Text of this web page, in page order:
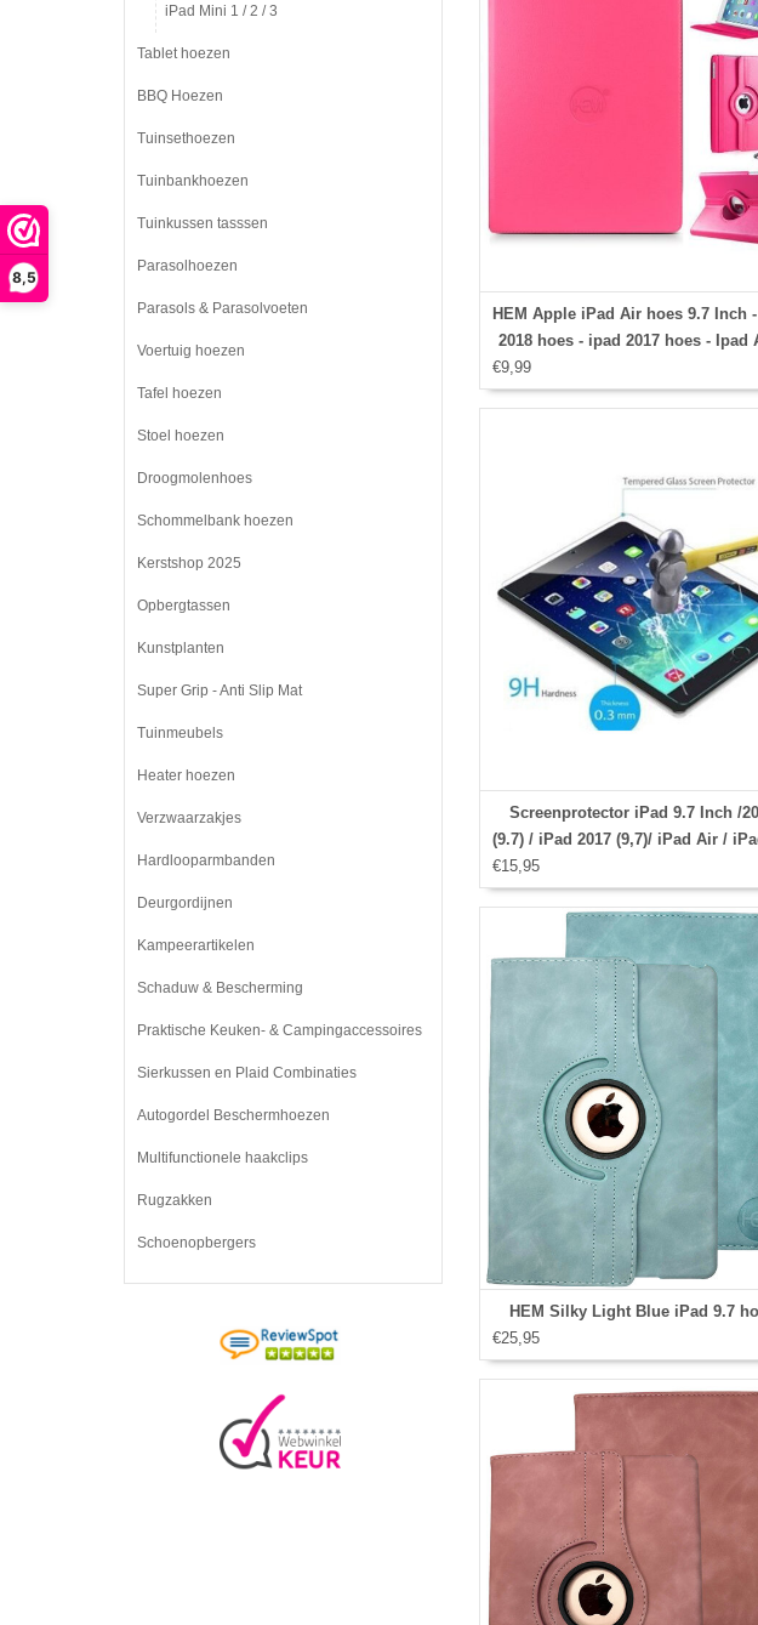
8,5
HEM Apple iPad Air hoes 9.7 Inch
2018 hoes - ipad 2017 hoes - Ipad
hoes - Ipad Air hoesje - Ipad 9.7
Ipad 9.7 Autowake Draaibare
€9,99
Screenprotector iPad 9.7 Inch /
(9.7) / iPad 2017 (9,7)/ iPad Air /
2/ Glasplaatje / Tempered Glass
€15,95
HEM Silky Light Blue iPad 9.7
€25,95
iPad Mini 1 / 2 / 3
Tablet hoezen
BBQ Hoezen
Tuinsethoezen
Tuinbankhoezen
Tuinkussen tasssen
Parasolhoezen
Parasols & Parasolvoeten
Voertuig hoezen
Tafel hoezen
Stoel hoezen
Droogmolenhoes
Schommelbank hoezen
Kerstshop 2025
Opbergtassen
Kunstplanten
Super Grip - Anti Slip Mat
Tuinmeubels
Heater hoezen
Verzwaarzakjes
Hardlooparmbanden
Deurgordijnen
Kampeerartikelen
Schaduw & Bescherming
Praktische Keuken- & Campingaccessoires
Sierkussen en Plaid Combinaties
Autogordel Beschermhoezen
Multifunctionele haakclips
Rugzakken
Schoenopbergers